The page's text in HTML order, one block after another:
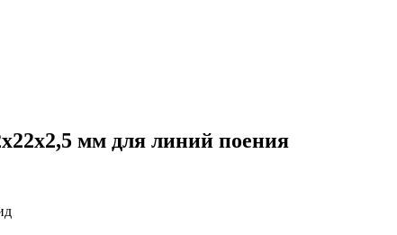
мм для линий поения